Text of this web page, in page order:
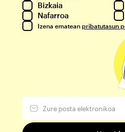
Bizkaia
Nafarroa
Izena ematean pribatutasun